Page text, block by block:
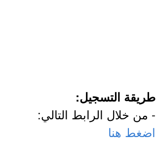
طريقة التسجيل:
- من خلال الرابط التالي:
اضغط هنا